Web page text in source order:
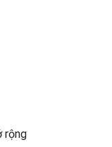
rộng